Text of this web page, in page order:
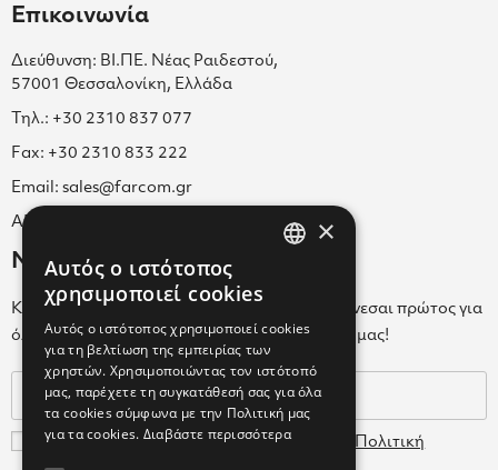
Επικοινωνία
Διεύθυνση: ΒΙ.ΠΕ. Νέας Ραιδεστού,
57001 Θεσσαλονίκη, Ελλάδα
Τηλ.: +30 2310 837 077
Fax: +30 2310 833 222
Email: sales@farcom.gr
ΑΡ.Γ.Ε.ΜΗ. 038365205000
Newsletter
Κάνε εγγραφή στο Newsletter για να ενημερώνεσαι πρώτος για
όλα τα νέα μας και τα ολοκαίνουρια προϊόντα μας!
Συμφωνώ με τουςΌρους Χρήσης
Πολιτική
Δεδομένων
×
Αυτός ο ιστότοπος
χρησιμοποιεί cookies
Αυτός ο ιστότοπος χρησιμοποιεί cookies
για τη βελτίωση της εμπειρίας των
χρηστών. Χρησιμοποιώντας τον ιστότοπό
μας, παρέχετε τη συγκατάθεσή σας για όλα
τα cookies σύμφωνα με την Πολιτική μας
για τα cookies. Διαβάστε περισσότερα